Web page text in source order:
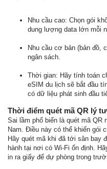
Nhu cầu cao: Chọn gói
dung lượng data lớn mỗi
Nhu cầu cơ bản (bản đồ,
ngân sách.
Thời gian: Hãy tính toán
eSIM du lịch sẽ bắt đầu
có dữ liệu phát sinh đầu
Thời điểm quét mã QR lý
Sai lầm phổ biến là quét mã
Nam. Điều này có thể khiến gói
Hãy quét mã khi đã tới sân bay
hành tại nơi có Wi-Fi ổn định.
in ra giấy để dự phòng trong